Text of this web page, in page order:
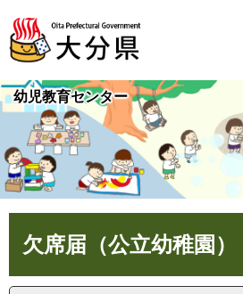
ジ
先
頭
。
ュ
を
飛
て
本
文
へ
幼児教育センター
欠席届（公立幼稚園）